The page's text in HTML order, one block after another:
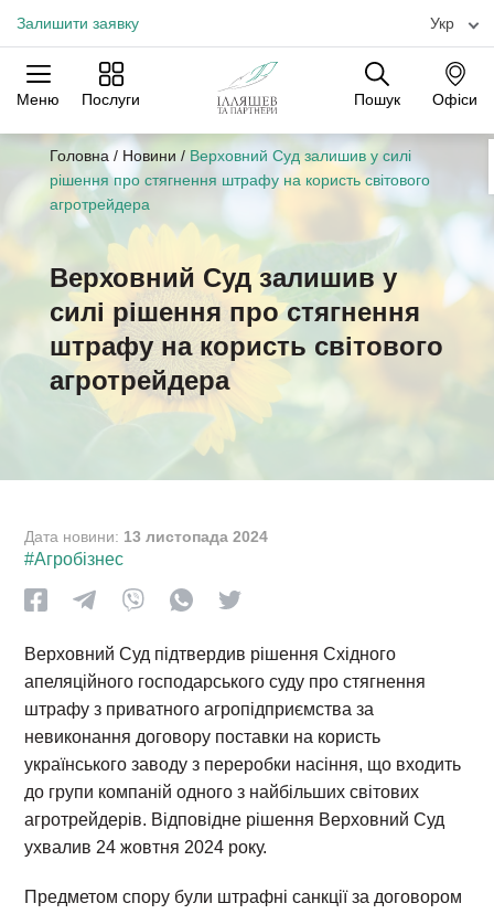
Залишити заявку Укр
Меню Послуги Пошук Офіси
Практики Галузі
Офіси
Головна / Новини / Верховний Суд залишив у силі
рішення про стягнення штрафу на користь світового
агротрейдера
Верховний Суд залишив у
силі рішення про стягнення
штрафу на користь світового
агротрейдера
Дата новини: 13 листопада 2024
#Агробізнес
Верховний Суд підтвердив рішення Східного
апеляційного господарського суду про стягнення
штрафу з приватного агропідприємства за
невиконання договору поставки на користь
українського заводу з переробки насіння, що входить
до групи компаній одного з найбільших світових
агротрейдерів. Відповідне рішення Верховний Суд
ухвалив 24 жовтня 2024 року.
Предметом спору були штрафні санкції за договором